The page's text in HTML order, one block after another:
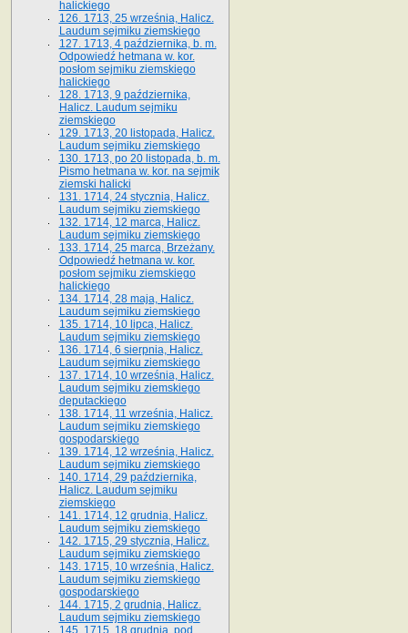
halickiego
126. 1713, 25 września, Halicz.
Laudum sejmiku ziemskiego
127. 1713, 4 października, b. m.
Odpowiedź hetmana w. kor.
posłom sejmiku ziemskiego
halickiego
128. 1713, 9 października,
Halicz. Laudum sejmiku
ziemskiego
129. 1713, 20 listopada, Halicz.
Laudum sejmiku ziemskiego
130. 1713, po 20 listopada, b. m.
Pismo hetmana w. kor. na sejmik
ziemski halicki
131. 1714, 24 stycznia, Halicz.
Laudum sejmiku ziemskiego
132. 1714, 12 marca, Halicz.
Laudum sejmiku ziemskiego
133. 1714, 25 marca, Brzeżany.
Odpowiedź hetmana w. kor.
posłom sejmiku ziemskiego
halickiego
134. 1714, 28 maja, Halicz.
Laudum sejmiku ziemskiego
135. 1714, 10 lipca, Halicz.
Laudum sejmiku ziemskiego
136. 1714, 6 sierpnia, Halicz.
Laudum sejmiku ziemskiego
137. 1714, 10 września, Halicz.
Laudum sejmiku ziemskiego
deputackiego
138. 1714, 11 września, Halicz.
Laudum sejmiku ziemskiego
gospodarskiego
139. 1714, 12 września, Halicz.
Laudum sejmiku ziemskiego
140. 1714, 29 października,
Halicz. Laudum sejmiku
ziemskiego
141. 1714, 12 grudnia, Halicz.
Laudum sejmiku ziemskiego
142. 1715, 29 stycznia, Halicz.
Laudum sejmiku ziemskiego
143. 1715, 10 września, Halicz.
Laudum sejmiku ziemskiego
gospodarskiego
144. 1715, 2 grudnia, Halicz.
Laudum sejmiku ziemskiego
145. 1715, 18 grudnia, pod